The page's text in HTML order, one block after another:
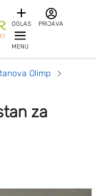
OGLAS PRIJAVA
MENU
Olimp
za